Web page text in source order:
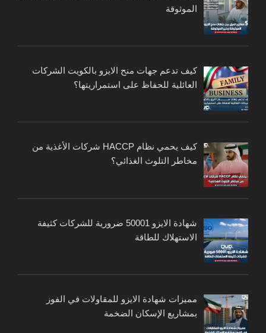
الموثوقة
كيف تدعم جهات منح الايزو بالكويت الشركات
العائلية للحفاظ على استمراريتها؟
كيف يحمي نظام HACCP شركات الأغذية من
مخاطر التلوث الغذائي؟
شهادة الايزو 50001 ضرورية للشركات كثيفة
الاستهلاك للطاقة
مميزات شهادة الايزو للمقاولات في الفوز
بمشاريع الإسكان الضخمة